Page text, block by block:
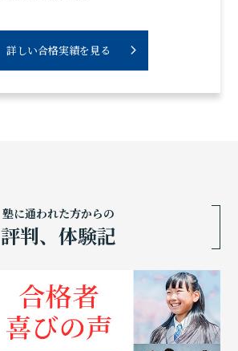
詳しい合格実績を見る
塾に通われた方からの
評判、体験記